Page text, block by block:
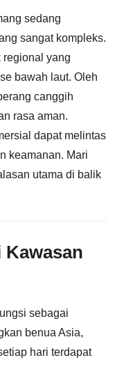
sedang
sangat kompleks.
regional yang
bawah laut. Oleh
canggih
rasa aman.
dapat melintas
keamanan. Mari
utama di balik
sebagai
benua Asia,
hari terdapat